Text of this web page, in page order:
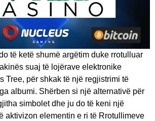
të ketë shumë argëtim duke rrotulluar
suaj të lojërave elektronike
Tree, për shkak të një regjistrimi të
albumi. Shërben si një alternativë për
simbolet dhe ju do të keni një
aktivizon elementin e ri të Rrotullimeve